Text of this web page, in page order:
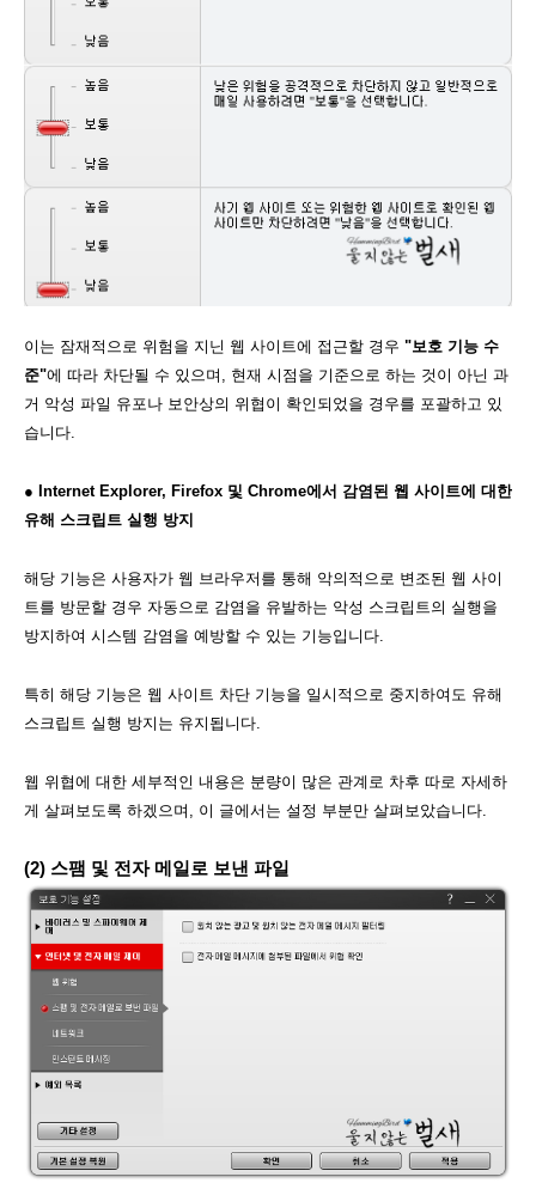
이는 잠재적으로 위험을 지닌 웹 사이트에 접근할 경우 "보호 기능 수
준"에 따라 차단될 수 있으며, 현재 시점을 기준으로 하는 것이 아닌 과
거 악성 파일 유포나 보안상의 위협이 확인되었을 경우를 포괄하고 있
습니다.
● Internet Explorer, Firefox 및 Chrome에서 감염된 웹 사이트에 대한
유해 스크립트 실행 방지
해당 기능은 사용자가 웹 브라우저를 통해 악의적으로 변조된 웹 사이
트를 방문할 경우 자동으로 감염을 유발하는 악성 스크립트의 실행을
방지하여 시스템 감염을 예방할 수 있는 기능입니다.
특히 해당 기능은 웹 사이트 차단 기능을 일시적으로 중지하여도 유해
스크립트 실행 방지는 유지됩니다.
웹 위협에 대한 세부적인 내용은 분량이 많은 관계로 차후 따로 자세하
게 살펴보도록 하겠으며, 이 글에서는 설정 부분만 살펴보았습니다.
(2) 스팸 및 전자 메일로 보낸 파일